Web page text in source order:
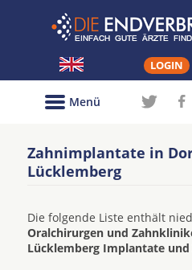
LOGIN
Menü
Zahnimplantate in
Lücklemberg
Die folgende Liste enthält
Oralchirurgen und
Lücklemberg Implantate